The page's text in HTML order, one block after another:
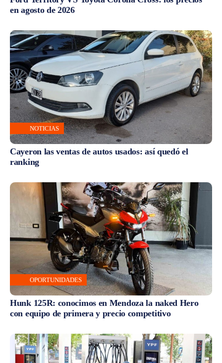
en agosto de 2026
NOTICIAS
Cayeron las ventas de autos usados: así quedó el
ranking
OPORTUNIDADES
Hunk 125R: conocimos en Mendoza la naked Hero
con equipo de primera y precio competitivo